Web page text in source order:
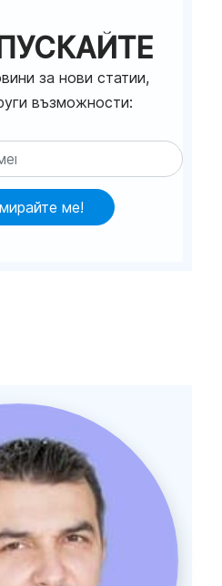
за нови статии,
възможности:
ме!